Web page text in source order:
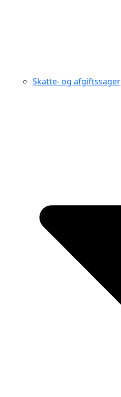
Skatte- og afgiftssager